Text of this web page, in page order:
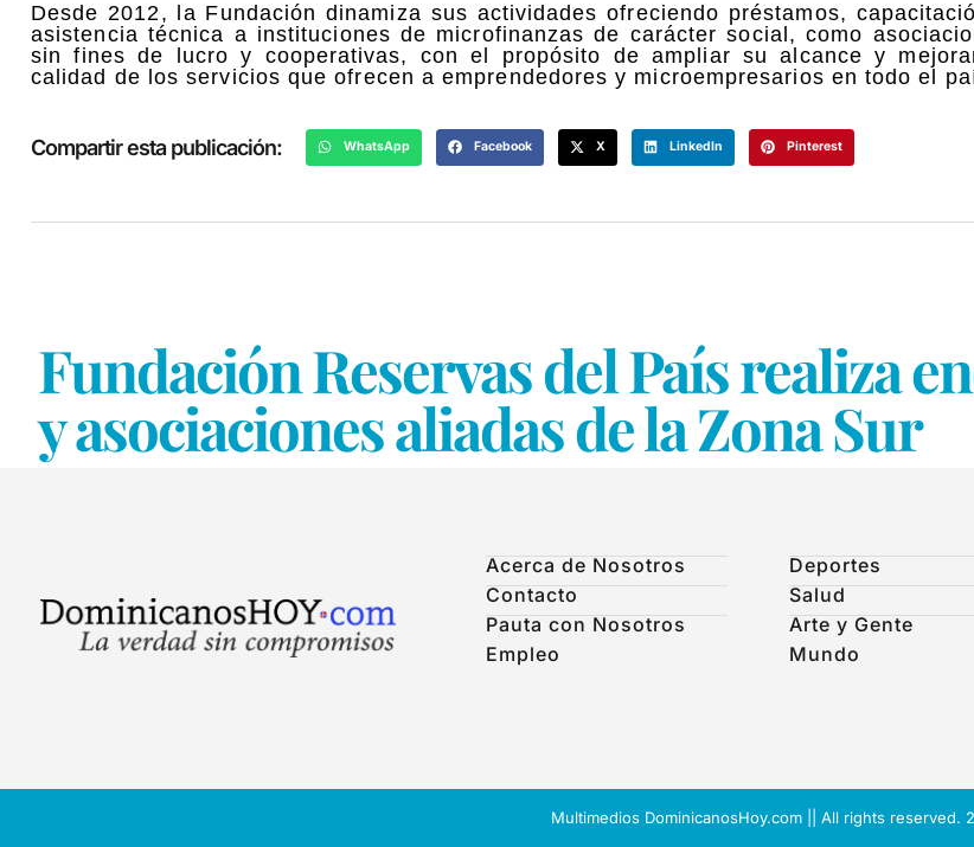
Desde 2012, la Fundación dinamiza sus actividades ofreciendo préstamos,
asistencia técnica a instituciones de microfinanzas de carácter social, como
sin fines de lucro y cooperativas, con el propósito de ampliar su alcance y
calidad de los servicios que ofrecen a emprendedores y microempresarios en todo el
Compartir esta publicación: WhatsApp Facebook X LinkedIn Pinterest
Fundación Reservas del País realiza
y asociaciones aliadas de la Zona Sur
Acerca de Nosotros
Contacto
Pauta con Nosotros
Empleo
Deportes
Salud
Arte y Gente
Mundo
Multimedios DominicanosHoy.com || All rights reserved.